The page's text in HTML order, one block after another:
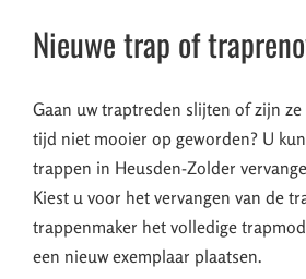
Nieuwe trap of
Gaan uw traptreden slijten of zijn
tijd niet mooier op geworden? U
trappen in Heusden-Zolder
Kiest u voor het vervangen van de
trappenmaker het volledige
een nieuw exemplaar plaatsen.